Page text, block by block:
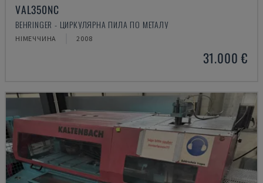
VAL350NC
BEHRINGER - ЦИРКУЛЯРНА ПИЛА ПО МЕТАЛУ
НІМЕЧЧИНА 2008
31.000 €